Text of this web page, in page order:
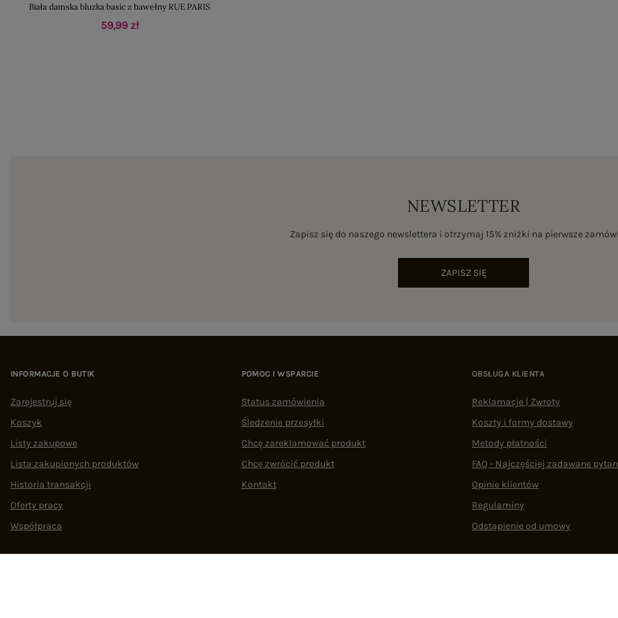
Biała damska bluzka basic z bawełny RUE PARIS
59,99 zł
NEWSLETTER
Zapisz się do naszego newslettera i otrzymaj 15% zniżki na pierwsze
ZAPISZ SIĘ
INFORMACJE O BUTIK
Zarejestruj się
Koszyk
Listy zakupowe
Lista zakupionych produktów
Historia transakcji
Oferty pracy
Współpraca
POMOC I WSPARCIE
Status zamówienia
Śledzenie przesyłki
Chcę zareklamować produkt
Chcę zwrócić produkt
Kontakt
OBSŁUGA KLIENTA
Reklamacje | Zwroty
Koszty i formy dostawy
Metody płatności
FAQ - Najczęściej zadawane
Opinie klientów
Regulaminy
Odstąpienie od umowy